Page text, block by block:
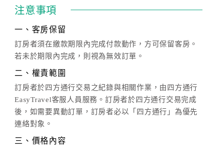
注意事項
一、客房保留
訂房者須在繳款期限內完成付款動作，方可保留客房。
若未於期限內完成，則視為無效訂單。
二、權責範圍
訂房者於四方通行交易之紀錄與相關作業，由四方通行
EasyTravel客服人員服務。訂房者於四方通行交易完成
後，如需要異動訂單，訂房者必以「四方通行」為優先
連絡對象。
三、價格內容